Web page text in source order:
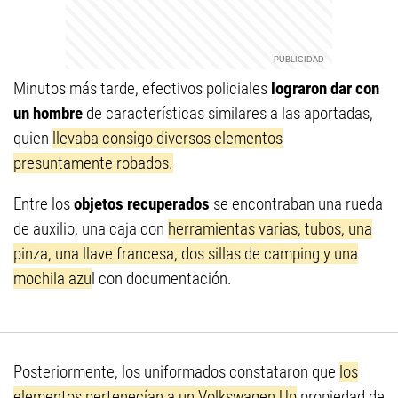
Minutos más tarde, efectivos policiales lograron dar con
un hombre de características similares a las aportadas,
quien llevaba consigo diversos elementos
presuntamente robados.
Entre losobjetos recuperados se encontraban una rueda
de auxilio, una caja con herramientas varias, tubos, una
pinza, una llave francesa, dos sillas de camping y una
mochila azul con documentación.
Posteriormente, los uniformados constataron que los